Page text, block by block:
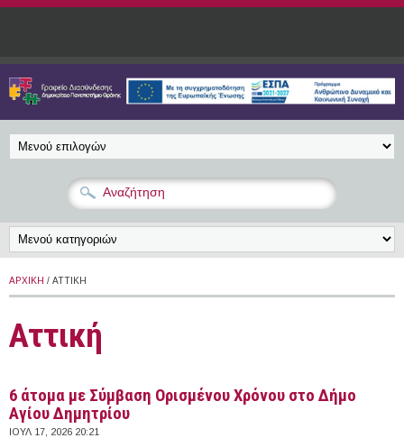
Παράκαμψη προς το κυρίως περιεχόμενο
ΑΡΧΙΚΉ / ΑΤΤΙΚΉ
Αττική
6 άτομα με Σύμβαση Ορισμένου Χρόνου στο Δήμο
Αγίου Δημητρίου
ΙΟΥΛ 17, 2026 20:21